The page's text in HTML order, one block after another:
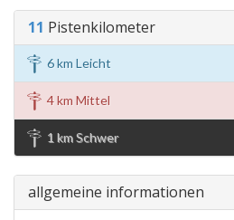
11 Pistenkilometer
6 km Leicht
4 km Mittel
1 km Schwer
allgemeine informationen